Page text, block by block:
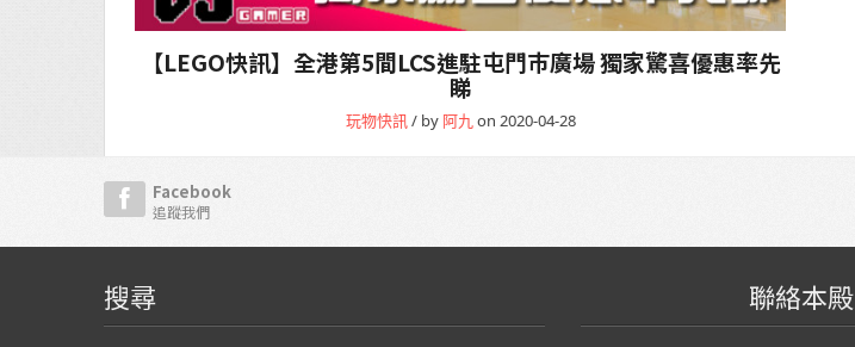
【LEGO快訊】全港第5間LCS進駐屯門巿廣場 獨家驚喜優惠率先
睇
玩物快訊/ by 阿九on 2020-04-28
Facebook
追蹤我們
搜尋 聯絡本殿